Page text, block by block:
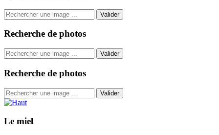
Valider
Recherche de photos
Valider
Recherche de photos
Valider
Le miel